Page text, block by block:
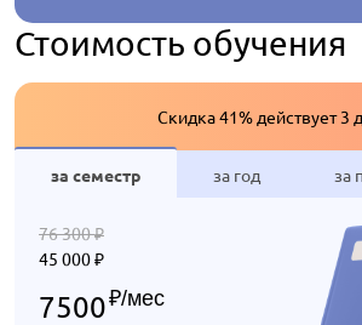
Стоимость обучения
Скидка 41% действует 3
за семестр за год за
76 300₽
45 000₽
7500₽/мес